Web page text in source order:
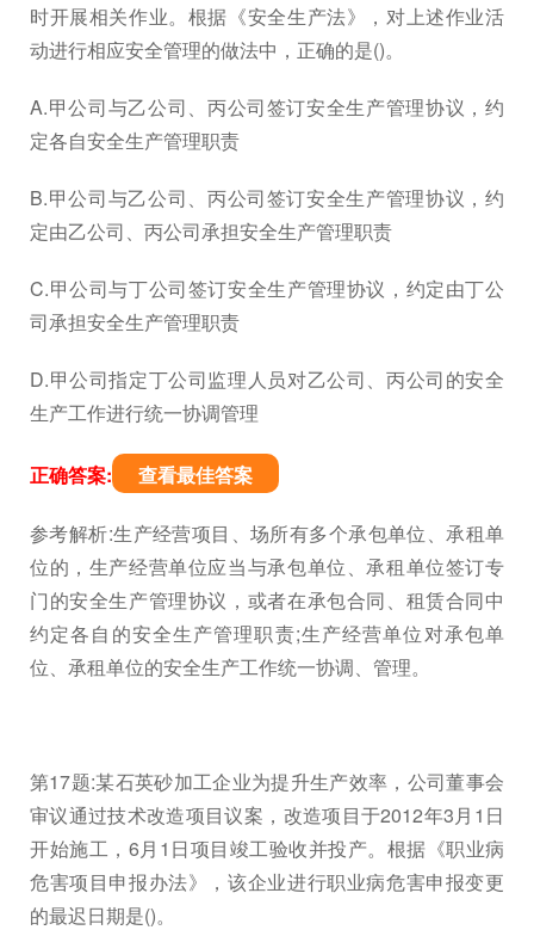
时开展相关作业。根据《安全生产法》，对上述作业活
动进行相应安全管理的做法中，正确的是()。
A.甲公司与乙公司、丙公司签订安全生产管理协议，约
定各自安全生产管理职责
B.甲公司与乙公司、丙公司签订安全生产管理协议，约
定由乙公司、丙公司承担安全生产管理职责
C.甲公司与丁公司签订安全生产管理协议，约定由丁公
司承担安全生产管理职责
D.甲公司指定丁公司监理人员对乙公司、丙公司的安全
生产工作进行统一协调管理
正确答案: 查看最佳答案
参考解析:生产经营项目、场所有多个承包单位、承租单
位的，生产经营单位应当与承包单位、承租单位签订专
门的安全生产管理协议，或者在承包合同、租赁合同中
约定各自的安全生产管理职责;生产经营单位对承包单
位、承租单位的安全生产工作统一协调、管理。
第17题:某石英砂加工企业为提升生产效率，公司董事会
审议通过技术改造项目议案，改造项目于2012年3月1日
开始施工，6月1日项目竣工验收并投产。根据《职业病
危害项目申报办法》，该企业进行职业病危害申报变更
的最迟日期是()。